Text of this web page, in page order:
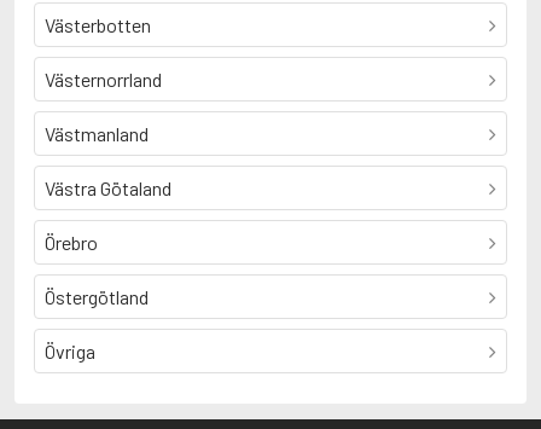
Västerbotten
Västernorrland
Västmanland
Västra Götaland
Örebro
Östergötland
Övriga